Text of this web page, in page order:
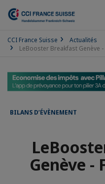
CCI France Suisse
Actualités
LeBooster Breakfast Genève
BILANS D’ÉVÈNEMENT
Genève -